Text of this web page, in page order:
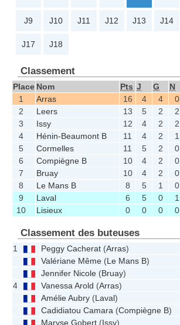
J9 J10 J11 J12 J13 J14
J17 J18
Classement
Place Nom Pts J G N
1
Arras 16 4 4 0
2
Leers 13 5 2 2
3
Issy 12 4 2 2
4
Hénin-Beaumont B 11 4 2 1
5
Cormelles 11 5 2 0
6
Compiègne B 10 4 2 0
7
Bruay 10 4 2 0
8
Le Mans B 8 5 1 0
9
Laval 6 5 0 1
10
Lisieux 0 0 0 0
Classement des buteuses
1 Peggy Cacherat (Arras)
Valériane Même (Le Mans B)
Jennifer Nicole (Bruay)
4
Vanessa Arold (Arras)
Amélie Aubry (Laval)
Cadidiatou Camara (Compiègne B)
Maryse Gobert (Issy)